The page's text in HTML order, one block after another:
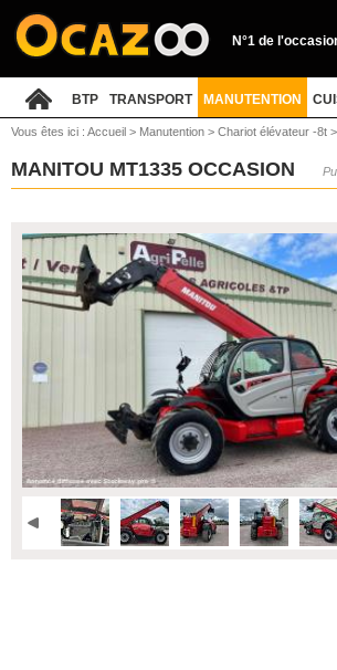
N°1 de
BTP TRANSPORT MANUTENTION
Vous êtes ici : Accueil > Manutention > Chariot élévateur -8t >
MANITOU MT1335 OCCASION